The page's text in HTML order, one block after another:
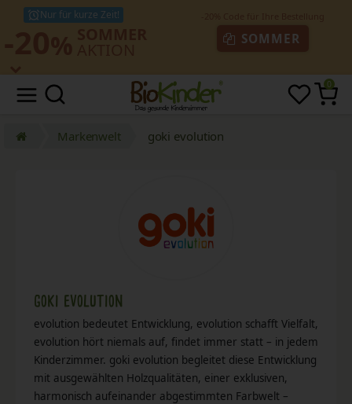
Nur für kurze Zeit!
SOMMER
0
Markenwelt goki evolution
goki evolution
evolution bedeutet Entwicklung, evolution schafft Vielfalt,
evolution hört niemals auf, findet immer statt – in jedem
Kinderzimmer. goki evolution begleitet diese Entwicklung
mit ausgewählten Holzqualitäten, einer exklusiven,
harmonisch aufeinander abgestimmten Farbwelt –